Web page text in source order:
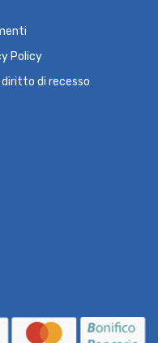
Policy
diritto di recesso